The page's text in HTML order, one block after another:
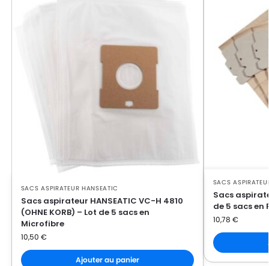
SACS ASPIRATEUR HANSEATIC
Sacs aspirateur HANSEATIC VC-H 4810
(OHNE KORB) – Lot de 5 sacs en
Microfibre
10,50 €
Ajouter au panier
SACS
Sacs
de 5 sacs en
10,78 €